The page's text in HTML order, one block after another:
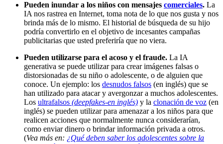
Pueden inundar a los niños con mensajes comerciales. La
IA nos rastrea en Internet, toma nota de lo que nos gusta y nos
brinda más de lo mismo. El historial de búsqueda de su hijo
podría convertirlo en el objetivo de incesantes campañas
publicitarias que usted preferiría que no viera.
Pueden utilizarse para el acoso y el fraude. La IA
generativa se puede utilizar para crear imágenes falsas o
distorsionadas de su niño o adolescente, o de alguien que
conoce. Un ejemplo: los desnudos falsos (en inglés) que se
han utilizado para atacar y avergonzar a muchos adolescentes.
Los ultrafalsos (deepfakes-en inglés) y la clonación de voz (en
inglés) se pueden utilizar para amenazar a los niños para que
realicen acciones que normalmente nunca considerarían,
como enviar dinero o brindar información privada a otros.
(Vea más en: ¿Qué deben saber los adolescentes sobre la